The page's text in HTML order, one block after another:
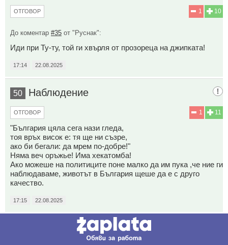
10
1
ОТГОВОР
До коментар #35 от "Руснак":
Иди при Ту-ту, той ги хвърля от прозореца на джипката!
17:14 22.08.2025
50 Наблюдение
11
1
ОТГОВОР
"България цяла сега нази гледа,
тоя връх висок е: тя ще ни съзре,
ако би бегали: да мрем по-добре!"
Няма веч оръжье! Има хекатомба!
Ако можеше на политиците поне малко да им пука ,че ние ги
наблюдаваме, животът в България щеше да е с друго
качество.
17:15 22.08.2025
Този коментар е премахнат от модератор.